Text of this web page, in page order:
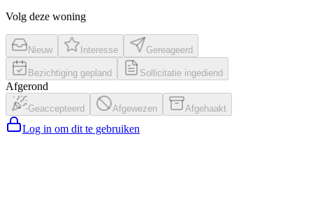
Volg deze woning
Nieuw Interesse Gereageerd
Bezichtiging gepland Sollicitatie ingediend
Afgerond
Geaccepteerd Afgewezen Afgehaakt
Log in om dit te gebruiken